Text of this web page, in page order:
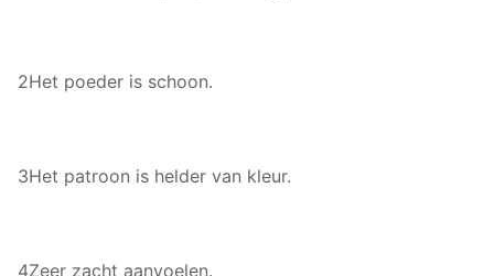
2Het poeder is schoon.
3Het patroon is helder van kleur.
4Zeer zacht aanvoelen.